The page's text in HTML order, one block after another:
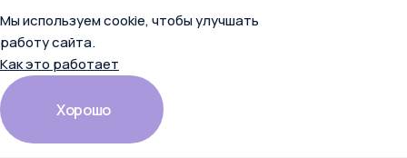
13 апреля 2026
Мы используем cookie, чтобы улучшать
работу сайта.
Как это работает
Хорошо